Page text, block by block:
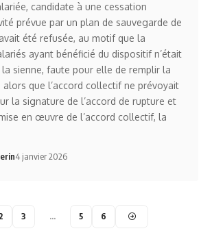
candidate à une cessation
prévue par un plan de sauvegarde de
été refusée, au motif que la
ayant bénéficié du dispositif n’était
sienne, faute pour elle de remplir la
alors que l’accord collectif ne prévoyait
la signature de l’accord de rupture et
en œuvre de l’accord collectif, la
4 janvier 2026
2 3 … 5 6